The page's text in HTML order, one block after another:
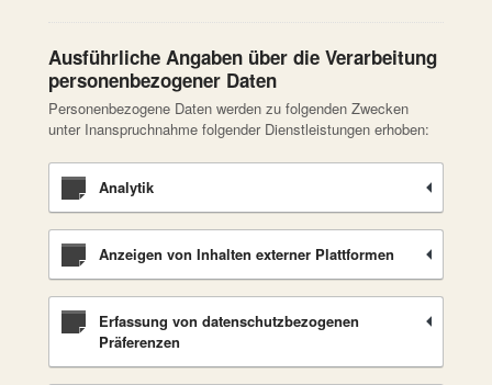
Ausführliche Angaben über die Verarbeitung
personenbezogener Daten
Personenbezogene Daten werden zu folgenden Zwecken
unter Inanspruchnahme folgender Dienstleistungen erhoben:
Analytik
Anzeigen von Inhalten externer Plattformen
Erfassung von datenschutzbezogenen
Präferenzen